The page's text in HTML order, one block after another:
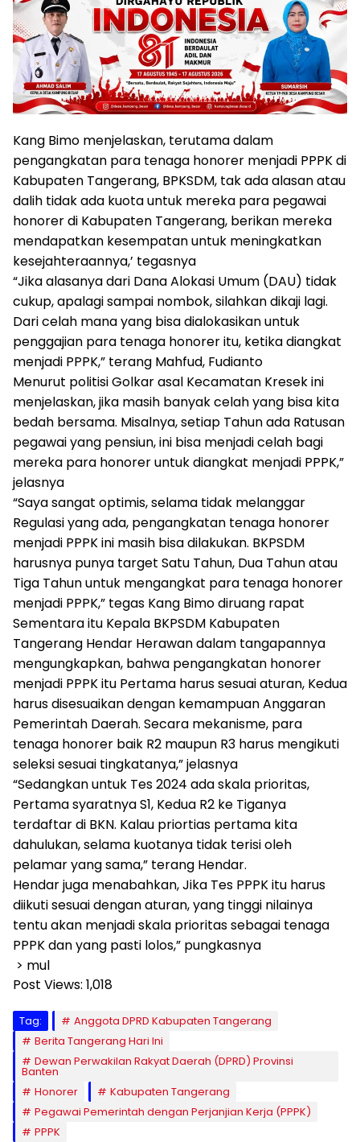
Kang Bimo menjelaskan, terutama dalam
pengangkatan para tenaga honorer menjadi PPPK di
Kabupaten Tangerang, BPKSDM, tak ada alasan atau
dalih tidak ada kuota untuk mereka para pegawai
honorer di Kabupaten Tangerang, berikan mereka
mendapatkan kesempatan untuk meningkatkan
kesejahteraannya,’ tegasnya
“Jika alasanya dari Dana Alokasi Umum (DAU) tidak
cukup, apalagi sampai nombok, silahkan dikaji lagi.
Dari celah mana yang bisa dialokasikan untuk
penggajian para tenaga honorer itu, ketika diangkat
menjadi PPPK,” terang Mahfud, Fudianto
Menurut politisi Golkar asal Kecamatan Kresek ini
menjelaskan, jika masih banyak celah yang bisa kita
bedah bersama. Misalnya, setiap Tahun ada Ratusan
pegawai yang pensiun, ini bisa menjadi celah bagi
mereka para honorer untuk diangkat menjadi PPPK,”
jelasnya
“Saya sangat optimis, selama tidak melanggar
Regulasi yang ada, pengangkatan tenaga honorer
menjadi PPPK ini masih bisa dilakukan. BKPSDM
harusnya punya target Satu Tahun, Dua Tahun atau
Tiga Tahun untuk mengangkat para tenaga honorer
menjadi PPPK,” tegas Kang Bimo diruang rapat
Sementara itu Kepala BKPSDM Kabupaten
Tangerang Hendar Herawan dalam tangapannya
mengungkapkan, bahwa pengangkatan honorer
menjadi PPPK itu Pertama harus sesuai aturan, Kedua
harus disesuaikan dengan kemampuan Anggaran
Pemerintah Daerah. Secara mekanisme, para
tenaga honorer baik R2 maupun R3 harus mengikuti
seleksi sesuai tingkatanya,” jelasnya
“Sedangkan untuk Tes 2024 ada skala prioritas,
Pertama syaratnya S1, Kedua R2 ke Tiganya
terdaftar di BKN. Kalau priortias pertama kita
dahulukan, selama kuotanya tidak terisi oleh
pelamar yang sama,” terang Hendar.
Hendar juga menabahkan, Jika Tes PPPK itu harus
diikuti sesuai dengan aturan, yang tinggi nilainya
tentu akan menjadi skala prioritas sebagai tenaga
PPPK dan yang pasti lolos,” pungkasnya
> mul
Post Views: 1,018
Tag:
Anggota DPRD Kabupaten Tangerang
Berita Tangerang Hari Ini
Dewan Perwakilan Rakyat Daerah (DPRD) Provinsi
Banten
Honorer
Kabupaten Tangerang
Pegawai Pemerintah dengan Perjanjian Kerja (PPPK)
PPPK